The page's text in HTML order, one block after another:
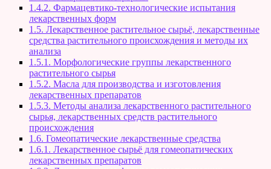
1.4.2. Фармацевтико-технологические испытания
лекарственных форм
1.5. Лекарственное растительное сырьё, лекарственные
средства растительного происхождения и методы их
анализа
1.5.1. Морфологические группы лекарственного
растительного сырья
1.5.2. Масла для производства и изготовления
лекарственных препаратов
1.5.3. Методы анализа лекарственного растительного
сырья, лекарственных средств растительного
происхождения
1.6. Гомеопатические лекарственные средства
1.6.1. Лекарственное сырьё для гомеопатических
лекарственных препаратов